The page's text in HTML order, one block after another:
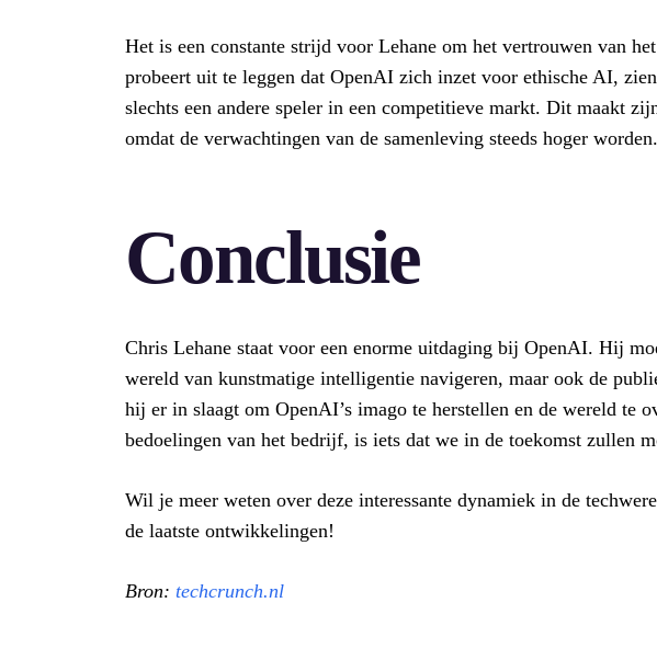
Het is een constante strijd voor Lehane om het vertrouwen van
probeert uit te leggen dat OpenAI zich inzet voor ethische AI,
slechts een andere speler in een competitieve markt. Dit maakt
omdat de verwachtingen van de samenleving steeds hoger worden.
Conclusie
Chris Lehane staat voor een enorme uitdaging bij OpenAI. Hij
wereld van kunstmatige intelligentie navigeren, maar ook de
hij er in slaagt om OpenAI’s imago te herstellen en de wereld te
bedoelingen van het bedrijf, is iets dat we in de toekomst zullen
Wil je meer weten over deze interessante dynamiek in de
de laatste ontwikkelingen!
Bron: techcrunch.nl